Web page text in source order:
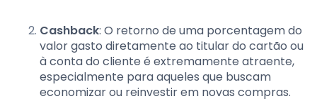
Cashback: O retorno de uma porcentagem do
valor gasto diretamente ao titular do cartão ou
à conta do cliente é extremamente atraente,
especialmente para aqueles que buscam
economizar ou reinvestir em novas compras.